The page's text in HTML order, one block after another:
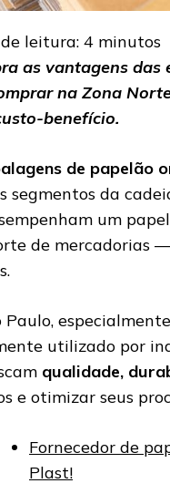
leitura: 4 minutos
as vantagens
na Zona
benefício.
de papelão
segmentos da
um
de mercadorias
Paulo,
utilizado por
qualidade,
e otimizar seus
Fornecedor de
Plast!